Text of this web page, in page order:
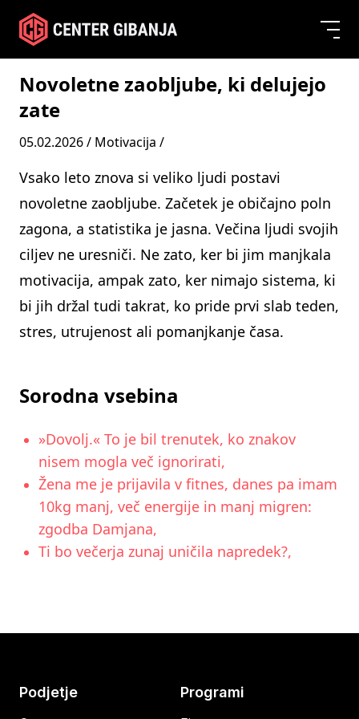
Novoletne zaobljube, ki delujejo
zate
05.02.2026 / Motivacija /
Vsako leto znova si veliko ljudi postavi
novoletne zaobljube. Začetek je običajno poln
zagona, a statistika je jasna. Večina ljudi svojih
ciljev ne uresniči. Ne zato, ker bi jim manjkala
motivacija, ampak zato, ker nimajo sistema, ki
bi jih držal tudi takrat, ko pride prvi slab teden,
stres, utrujenost ali pomanjkanje časa.
Sorodna vsebina
»Dovolj.« To je bil trenutek, ko znakov
nisem mogla več ignorirati,
Žena me je prijavila v fitnes, danes pa imam
10kg manj, več energije in manj migren:
zgodba Damjana,
Ti bo večerja zunaj uničila napredek?,
Podjetje Programi